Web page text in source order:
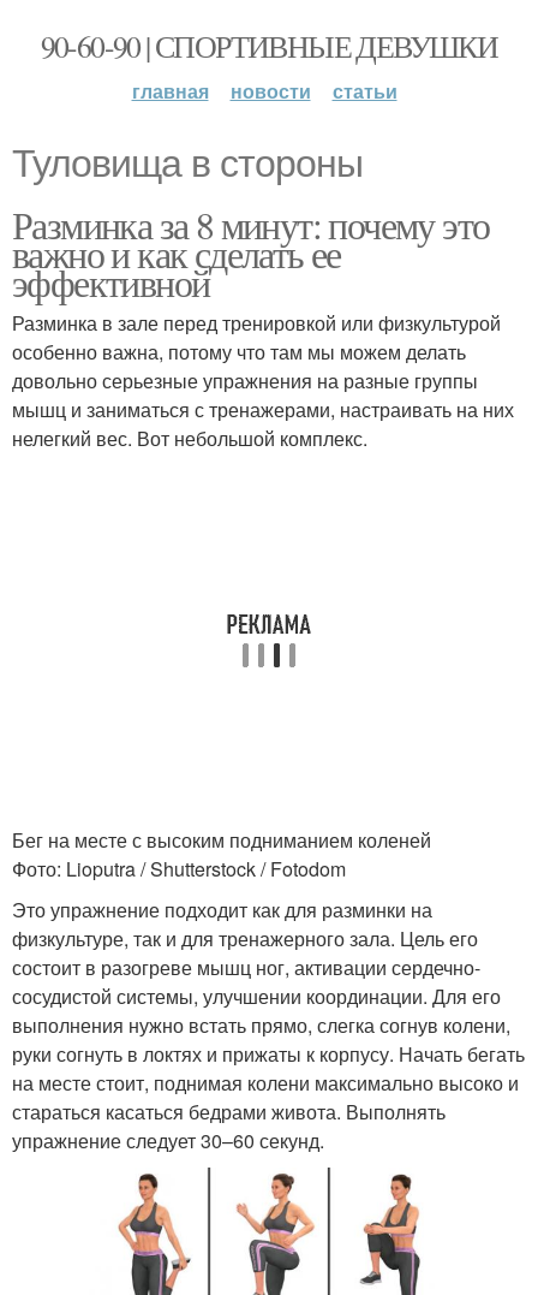
90-60-90 | СПОРТИВНЫЕ ДЕВУШКИ
главная новости статьи
Туловища в стороны
Разминка за 8 минут: почему это
важно и как сделать ее
эффективной
Разминка в зале перед тренировкой или физкультурой
особенно важна, потому что там мы можем делать
довольно серьезные упражнения на разные группы
мышц и заниматься с тренажерами, настраивать на них
нелегкий вес. Вот небольшой комплекс.
Бег на месте с высоким подниманием коленей
Фото: Lioputra / Shutterstock / Fotodom
Это упражнение подходит как для разминки на
физкультуре, так и для тренажерного зала. Цель его
состоит в разогреве мышц ног, активации сердечно-
сосудистой системы, улучшении координации. Для его
выполнения нужно встать прямо, слегка согнув колени,
руки согнуть в локтях и прижаты к корпусу. Начать бегать
на месте стоит, поднимая колени максимально высоко и
стараться касаться бедрами живота. Выполнять
упражнение следует 30–60 секунд.